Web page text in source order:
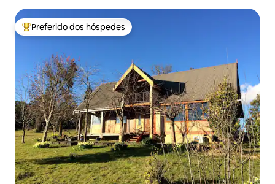
Entre os melhores preferidos dos hóspedes
Preferido dos hóspedes